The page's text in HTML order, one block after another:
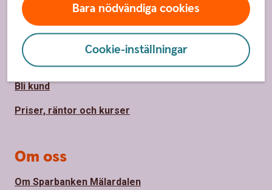
Bara nödvändiga cookies
Cookie-inställningar
Kontakt
Spärrhjälp
Hitta bankkontor
Bli kund
Priser, räntor och kurser
Om oss
Om Sparbanken Mälardalen